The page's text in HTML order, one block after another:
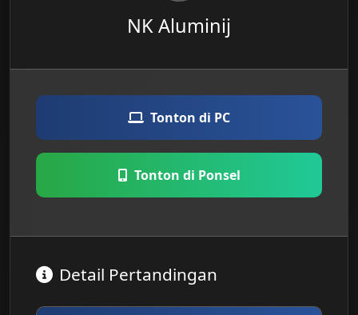
NK Aluminij
Tonton di PC
Tonton di Ponsel
Detail Pertandingan